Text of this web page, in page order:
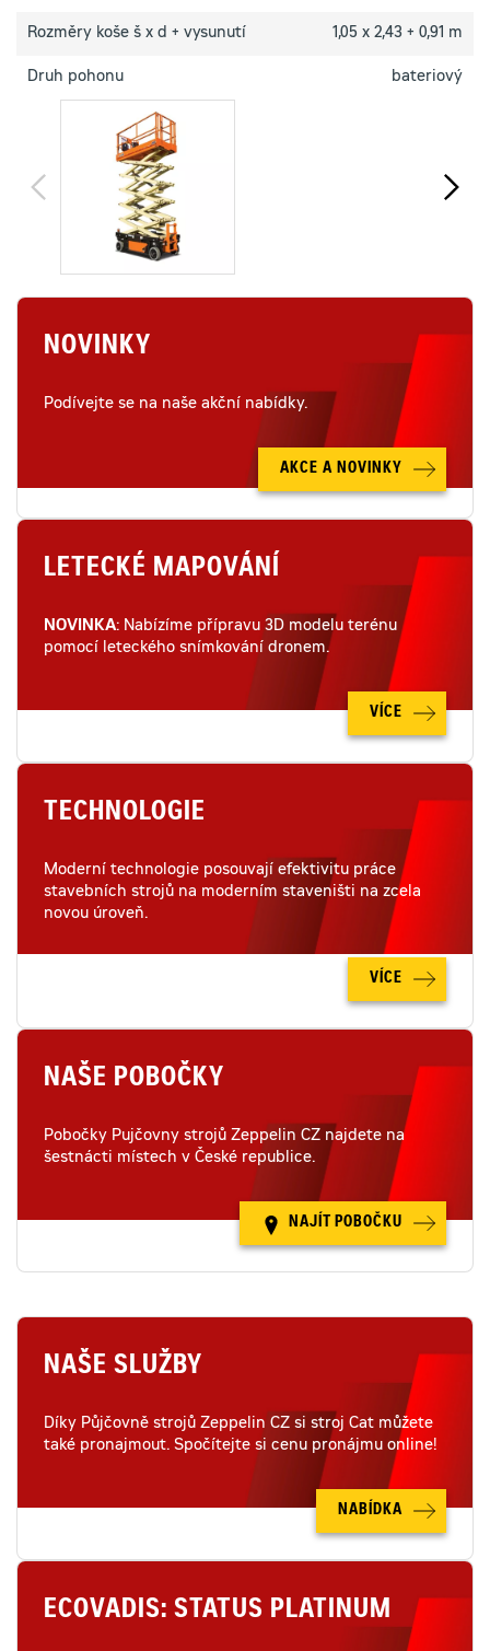
Rozměry koše š x d + vysunutí 1,05 x 2,43 + 0,91 m
Druh pohonu bateriový
NOVINKY
Podívejte se na naše akční nabídky.
AKCE A NOVINKY
LETECKÉ MAPOVÁNÍ
NOVINKA: Nabízíme přípravu 3D modelu terénu
pomocí leteckého snímkování dronem.
VÍCE
TECHNOLOGIE
Moderní technologie posouvají efektivitu práce
stavebních strojů na moderním staveništi na zcela
novou úroveň.
VÍCE
NAŠE POBOČKY
Pobočky Pujčovny strojů Zeppelin CZ najdete na
šestnácti místech v České republice.
NAJÍT POBOČKU
NAŠE SLUŽBY
Díky Půjčovně strojů Zeppelin CZ si stroj Cat můžete
také pronajmout. Spočítejte si cenu pronájmu online!
NABÍDKA
ECOVADIS: STATUS PLATINUM